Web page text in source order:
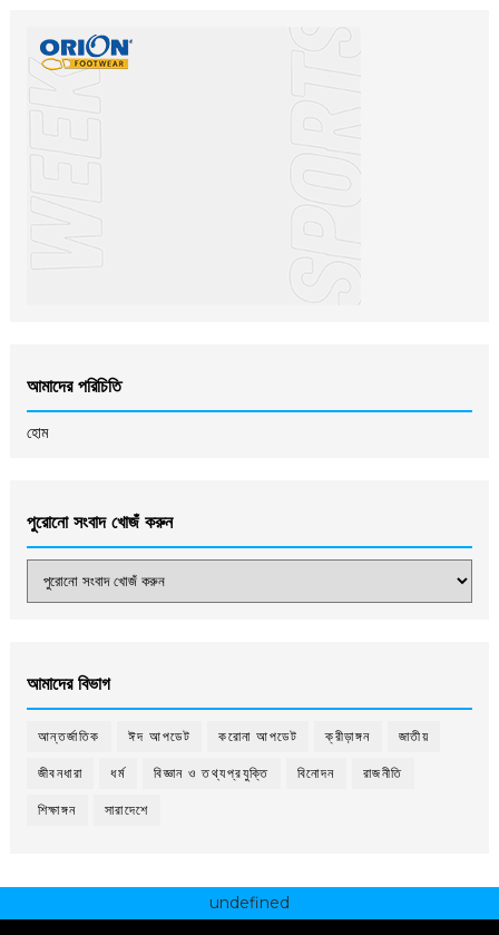
আমাদের পরিচিতি
হোম
পুরোনো সংবাদ খোজঁ করুন
আমাদের বিভাগ
আন্তর্জাতিক ঈদ আপডেট করোনা আপডেট ক্রীড়াঙ্গন জাতীয়
জীবনধারা ধর্ম বিজ্ঞান ও তথ্যপ্রযুক্তি বিনোদন রাজনীতি
শিক্ষাঙ্গন সারাদেশে
undefined